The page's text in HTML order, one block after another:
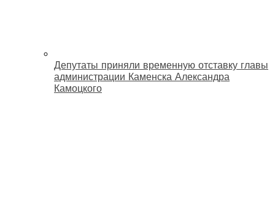
Депутаты приняли временную отставку главы
администрации Каменска Александра
Камоцкого